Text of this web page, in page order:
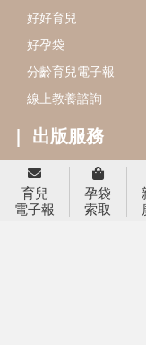
Bookstart閱讀起步走
信誼幼兒文學獎
信誼兒童動畫獎
小袋鼠說故事劇團
service@hsin-
信誼好好育兒
(02)2396-5305轉
育兒
電子報
孕袋
索取